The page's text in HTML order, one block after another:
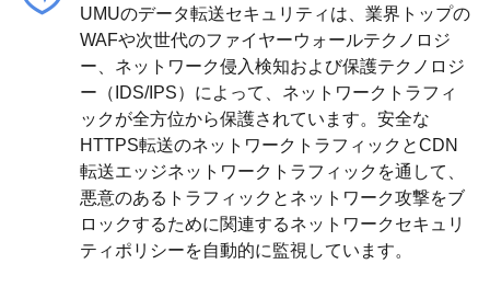
UMUのデータ転送セキュリティは、業界トップの
WAFや次世代のファイヤーウォールテクノロジ
ー、ネットワーク侵入検知および保護テクノロジ
ー（IDS/IPS）によって、ネットワークトラフィ
ックが全方位から保護されています。安全な
HTTPS転送のネットワークトラフィックとCDN
転送エッジネットワークトラフィックを通して、
悪意のあるトラフィックとネットワーク攻撃をブ
ロックするために関連するネットワークセキュリ
ティポリシーを自動的に監視しています。